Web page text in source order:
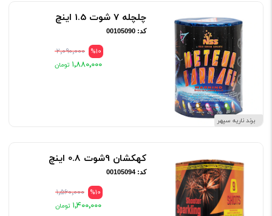
برند ناریه سپهر
چلچله 7 شوت 1.5 اینچ
کد: 00105090
%10 ۲٬۰۹۰٬۰۰۰
۱٬۸۸۰٬۰۰۰
کهکشان 9شوت 0.8 اینچ
کد: 00105094
%10 ۱٬۵۶۰٬۰۰۰
۱٬۴۰۰٬۰۰۰